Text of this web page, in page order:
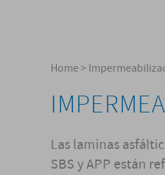
Home>
Las laminas
SBS y APP están